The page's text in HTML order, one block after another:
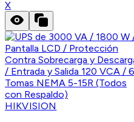
X
HIKVISION